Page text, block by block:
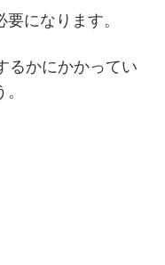
になります。
るかにかかってい